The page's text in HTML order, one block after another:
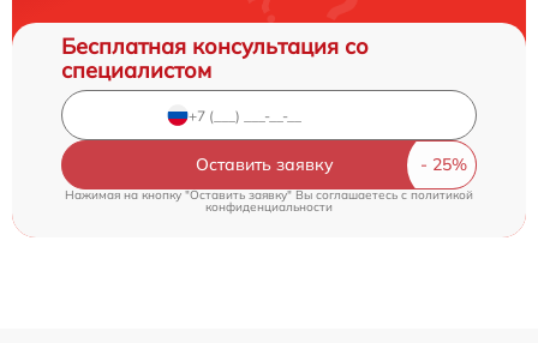
Бесплатная консультация со
специалистом
Оставить заявку
Нажимая на кнопку "Оставить заявку" Вы соглашаетесь c политикой
конфиденциальности